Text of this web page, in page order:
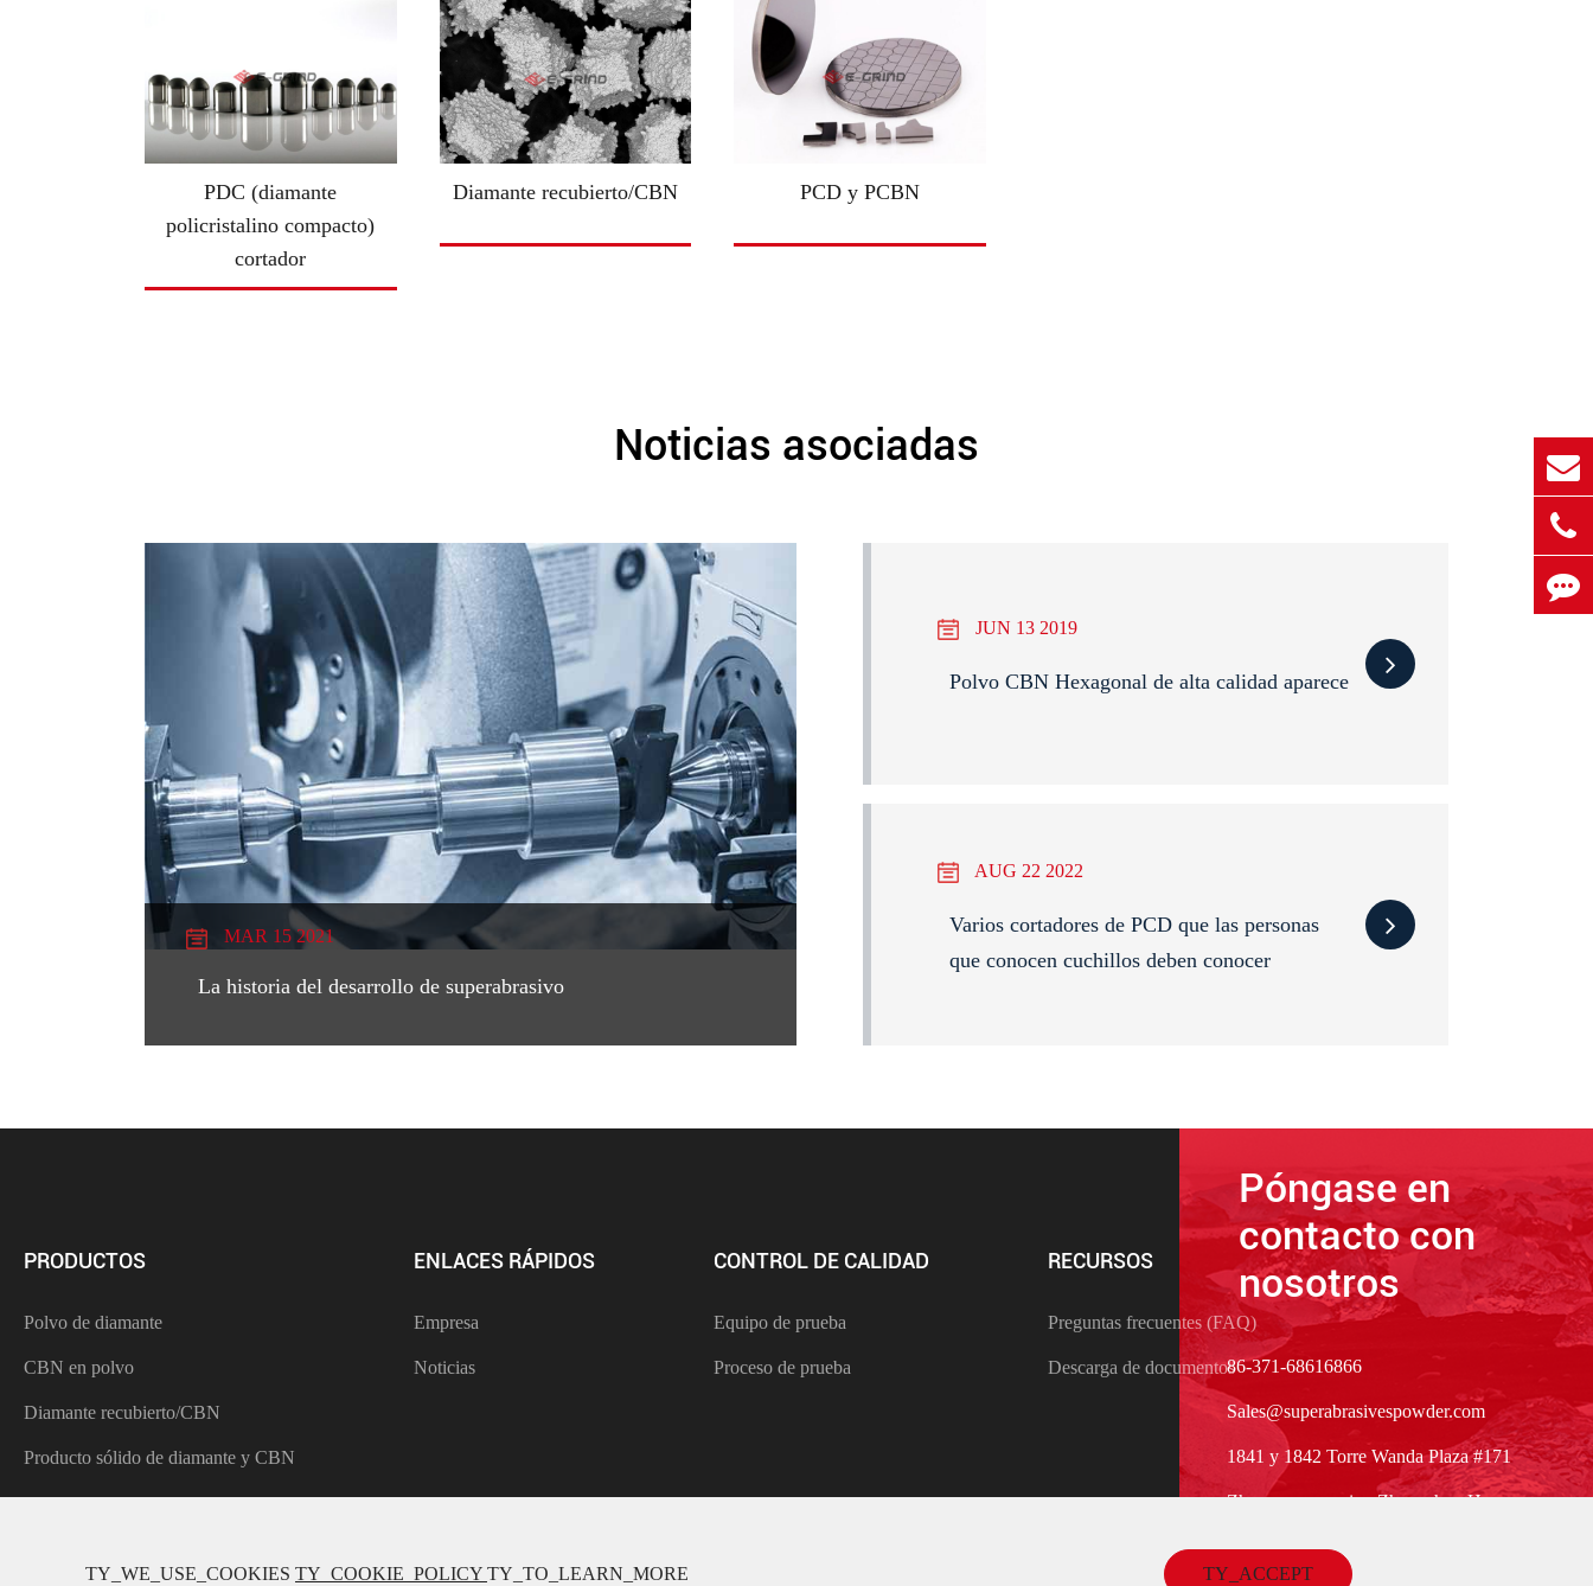
PDC (diamante
policristalino compacto)
cortador
Diamante recubierto/CBN PCD y PCBN
Noticias asociadas
MAR 15 2021
La historia del desarrollo de superabrasivo
JUN 13 2019
Polvo CBN Hexagonal de alta calidad aparece
AUG 22 2022
Varios cortadores de PCD que las personas
que conocen cuchillos deben conocer
PRODUCTOS
Polvo de diamante
CBN en polvo
Diamante recubierto/CBN
Producto sólido de diamante y CBN
ENLACES RÁPIDOS
Empresa
Noticias
CONTROL DE CALIDAD
Equipo de prueba
Proceso de prueba
RECURSOS
Preguntas frecuentes (FAQ)
Descarga de documentos
Póngase en
contacto con
nosotros
86-371-68616866
Sales@superabrasivespowder.com
1841 y 1842 Torre Wanda Plaza #171
Zhongyuan camino Zhengzhou Henan
China
TY_WE_USE_COOKIES TY_COOKIE_POLICY TY_TO_LEARN_MORE TY_ACCEPT